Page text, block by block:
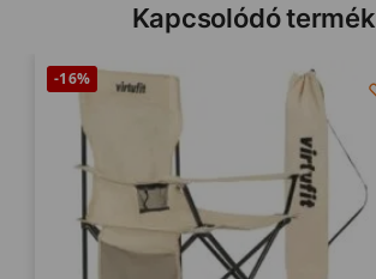
Kapcsolódó
-16%